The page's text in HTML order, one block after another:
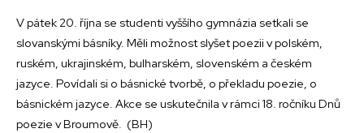
V pátek 20. října se studenti vyššího gymnázia setkali se
slovanskými básníky. Měli možnost slyšet poezii v polském,
ruském, ukrajinském, bulharském, slovenském a českém
jazyce. Povídali si o básnické tvorbě, o překladu poezie, o
básnickém jazyce. Akce se uskutečnila v rámci 18. ročníku Dnů
poezie v Broumově. (BH)